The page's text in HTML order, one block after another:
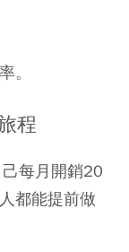
。
程
每月開銷20
都能提前做